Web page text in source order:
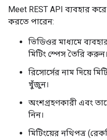
Meet REST API ব্যবহার
করতে পারেন:
ভিডিওর মাধ্যমে
মিটিং স্পেস তৈরি করুন।
রিসোর্সের নাম দিয়ে
খুঁজুন।
অংশগ্রহণকারী এবং
নিন।
মিটিংয়ের নথিপত্র